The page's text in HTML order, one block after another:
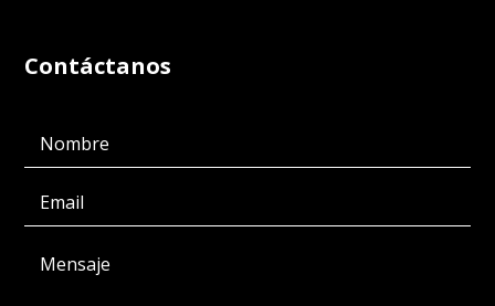
Contáctanos